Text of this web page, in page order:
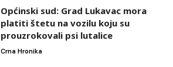
Općinski sud: Grad Lukavac mora
platiti štetu na vozilu koju su
prouzrokovali psi lutalice
Crna Hronika